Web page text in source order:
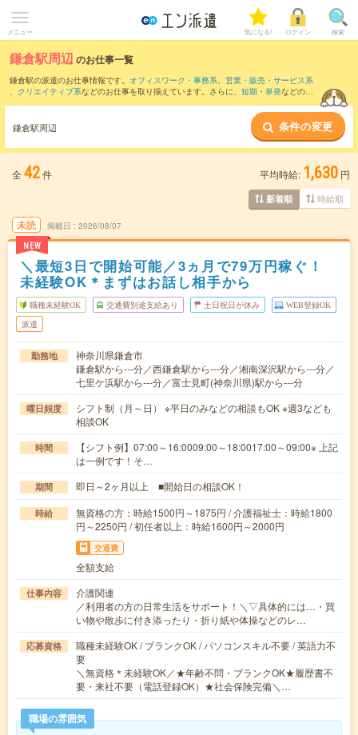
メニュー 気になる! ログイン 検索
鎌倉駅周辺のお仕事一覧
鎌倉駅の派遣のお仕事情報です。 オフィスワーク・事務系、 営業・販売・サービス系
、 クリエイティブ系などのお仕事を取り揃えています。さらに、 短期 ・ 単発などの期
また、湘南台駅
など近隣駅のお仕事もご確認いた
だけます。
鎌倉駅周辺 条件の変更
全 42件 平均時給: 1,630 円
新着順 時給順
未読
NEW
掲載日 2026/08/07
＼最短3日で開始可能／3ヵ月で79万円稼ぐ！
未経験OK＊まずはお話し相手から
職種未経験OK 交通費別途支給あり 土日祝日が休み WEB登録OK
派遣
勤務地
神奈川県鎌倉市
鎌倉駅から---分／西鎌倉駅から---分／湘南深沢駅から---分／
七里ケ浜駅から---分／富士見町(神奈川県)駅から---分
曜日頻度
シフト制（月～日） ※平日のみなどの相談もOK ※週3なども
相談OK
時間
【シフト例】07:00～16:0009:00～18:0017:00～09:00※ 上記
は一例です！そ…
期間 即日～2ヶ月以上 ■開始日の相談OK！
時給
無資格の方：時給1500円～1875円 / 介護福祉士：時給1800
円～2250円 / 初任者以上：時給1600円～2000円
交通費
全額支給
仕事内容
介護関連
／利用者の方の日常生活をサポート！＼▽具体的には…・買
い物や散歩に付き添ったり・折り紙や体操などのレ…
応募資格
職種未経験OK / ブランクOK / パソコンスキル不要 / 英語力不
要
＼無資格＊未経験OK／★年齢不問・ブランクOK★履歴書不
要・来社不要（電話登録OK）★社会保険完備＼…
職場の雰囲気